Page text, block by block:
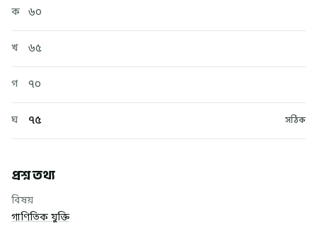
ক ৬০
খ ৬৫
গ ৭০
ঘ ৭৫ সঠিক
প্রশ্ন তথ্য
বিষয়
গাণিতিক যুক্তি